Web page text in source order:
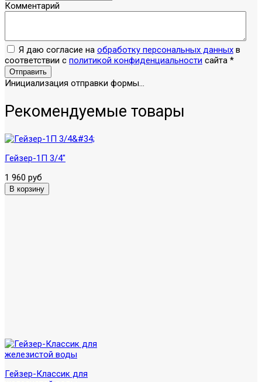
Комментарий
Я даю согласие на обработку персональных данных в
соответствии с политикой конфиденциальности сайта *
Отправить
Инициализация отправки формы...
Рекомендуемые товары
Гейзер-1П 3/4"
1 960 руб
Гейзер-Классик для